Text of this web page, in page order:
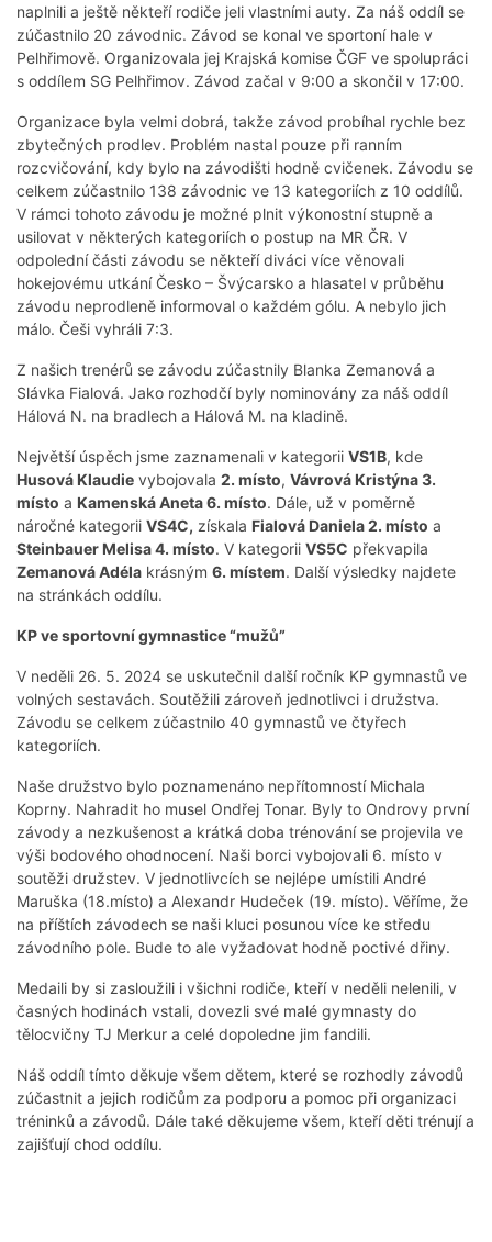
naplnili a ještě někteří rodiče jeli vlastními auty. Za náš oddíl se
zúčastnilo 20 závodnic. Závod se konal ve sportoní hale v
Pelhřimově. Organizovala jej Krajská komise ČGF ve spolupráci
s oddílem SG Pelhřimov. Závod začal v 9:00 a skončil v 17:00.
Organizace byla velmi dobrá, takže závod probíhal rychle bez
zbytečných prodlev. Problém nastal pouze při ranním
rozcvičování, kdy bylo na závodišti hodně cvičenek. Závodu se
celkem zúčastnilo 138 závodnic ve 13 kategoriích z 10 oddílů.
V rámci tohoto závodu je možné plnit výkonostní stupně a
usilovat v některých kategoriích o postup na MR ČR. V
odpolední části závodu se někteří diváci více věnovali
hokejovému utkání Česko – Švýcarsko a hlasatel v průběhu
závodu neprodleně informoval o každém gólu. A nebylo jich
málo. Češi vyhráli 7:3.
Z našich trenérů se závodu zúčastnily Blanka Zemanová a
Slávka Fialová. Jako rozhodčí byly nominovány za náš oddíl
Hálová N. na bradlech a Hálová M. na kladině.
Největší úspěch jsme zaznamenali v kategorii VS1B, kde
Husová Klaudie vybojovala 2. místo, Vávrová Kristýna 3.
místo a Kamenská Aneta 6. místo. Dále, už v poměrně
náročné kategorii VS4C, získala Fialová Daniela 2. místo a
Steinbauer Melisa 4. místo. V kategorii VS5C překvapila
Zemanová Adéla krásným 6. místem. Další výsledky najdete
na stránkách oddílu.
KP ve sportovní gymnastice “mužů”
V neděli 26. 5. 2024 se uskutečnil další ročník KP gymnastů ve
volných sestavách. Soutěžili zároveň jednotlivci i družstva.
Závodu se celkem zúčastnilo 40 gymnastů ve čtyřech
kategoriích.
Naše družstvo bylo poznamenáno nepřítomností Michala
Koprny. Nahradit ho musel Ondřej Tonar. Byly to Ondrovy první
závody a nezkušenost a krátká doba trénování se projevila ve
výši bodového ohodnocení. Naši borci vybojovali 6. místo v
soutěži družstev. V jednotlivcích se nejlépe umístili André
Maruška (18.místo) a Alexandr Hudeček (19. místo). Věříme, že
na příštích závodech se naši kluci posunou více ke středu
závodního pole. Bude to ale vyžadovat hodně poctivé dřiny.
Medaili by si zasloužili i všichni rodiče, kteří v neděli nelenili, v
časných hodinách vstali, dovezli své malé gymnasty do
tělocvičny TJ Merkur a celé dopoledne jim fandili.
Náš oddíl tímto děkuje všem dětem, které se rozhodly závodů
zúčastnit a jejich rodičům za podporu a pomoc při organizaci
tréninků a závodů. Dále také děkujeme všem, kteří děti trénují a
zajišťují chod oddílu.